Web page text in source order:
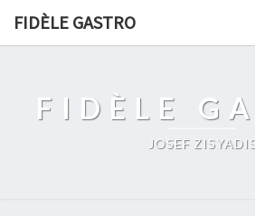
FIDÈLE GASTRO
FIDÈLE
JOSEF